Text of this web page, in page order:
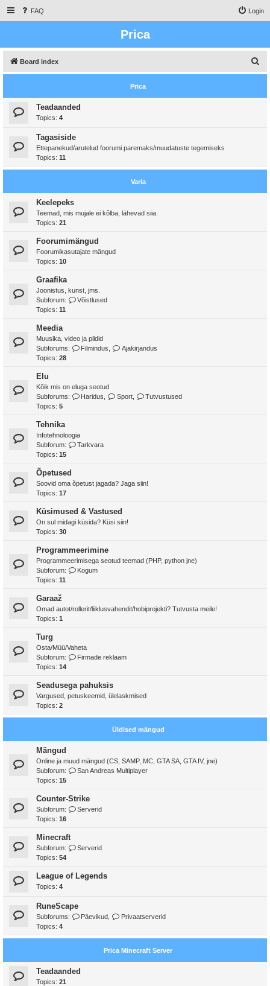
FAQ Login
Prica
Board index
e
Prica
Teadaanded
Topics: 4
Tagasiside
Ettepanekud/arutelud foorumi paremaks/muudatuste tegemiseks
Topics: 11
Varia
Keelepeks
Teemad, mis mujale ei kõlba, lähevad siia.
Topics: 21
Foorumimängud
Foorumikasutajate mängud
Topics: 10
Graafika
Joonistus, kunst, jms.
Subforum:
Võistlused
Topics: 11
Meedia
Muusika, video ja pildid
Subforums:
Filmindus
Ajakirjandus
Topics: 28
Elu
Kõik mis on eluga seotud
Subforums:
Haridus Sport,
Tutvustused
Topics: 5
Tehnika
Infotehnoloogia
Subforum:
Tarkvara
Topics: 15
Õpetused
Soovid oma õpetust jagada? Jaga siin!
Topics: 17
Küsimused & Vastused
On sul midagi küsida? Küsi siin!
Topics: 30
Programmeerimine
Programmeerimisega seotud teemad (PHP, python jne)
Subforum:
Kogum
Topics: 11
Garaaž
Omad autot/rollerit/liiklusvahendit/hobiprojekti? Tutvusta meile!
Topics: 1
Turg
Osta/Müü/Vaheta
Subforum:
Firmade reklaam
Topics: 14
Seadusega pahuksis
Vargused, petuskeemid, ülelaskmised
Topics: 2
Üldised mängud
Mängud
Online ja muud mängud (CS, SAMP, MC, GTA SA, GTA IV, jne)
Subforum:
San Andreas Multiplayer
Topics: 15
Counter-Strike
Subforum:
Serverid
Topics: 16
Minecraft
Subforum:
Serverid
Topics: 54
League of Legends
Topics: 4
RuneScape
Subforums: Päevikud
Privaatserverid
Topics: 4
Prica Minecraft Server
Teadaanded
Topics: 21